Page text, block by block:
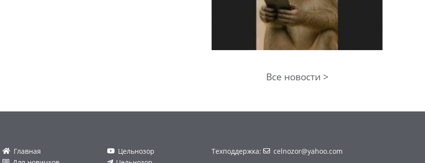
Все новости >
Главная
Цельнозор
Техподдержка: celnozor@yahoo.com